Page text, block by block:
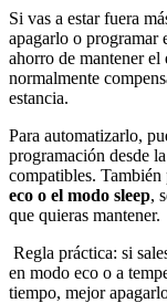
Si vas a estar fuera
apagarlo o programar
ahorro de mantener el
normalmente
estancia.
Para automatizarlo,
programación desde
compatibles. También
eco o el modo sleep,
que quieras mantener.
Regla práctica: si
en modo eco o a
tiempo, mejor